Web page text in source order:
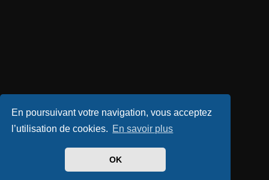
En poursuivant votre navigation, vous acceptez
l’utilisation de cookies. En savoir plus
OK